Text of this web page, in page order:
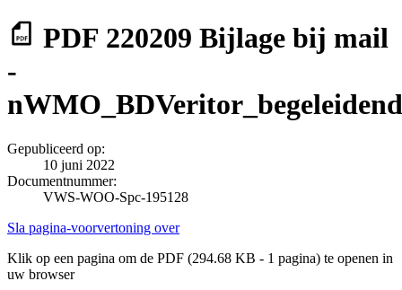
PDF 220209 Bijlage bij mail
-
Gepubliceerd op:
10 juni 2022
Documentnummer:
VWS-WOO-Spc-195128
Sla pagina-voorvertoning over
Klik op een pagina om de PDF (294.68 KB - 1 pagina) te openen in
uw browser